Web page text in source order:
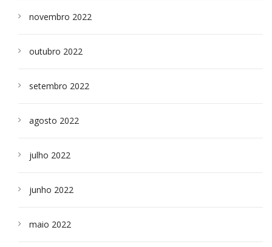
novembro 2022
outubro 2022
setembro 2022
agosto 2022
julho 2022
junho 2022
maio 2022